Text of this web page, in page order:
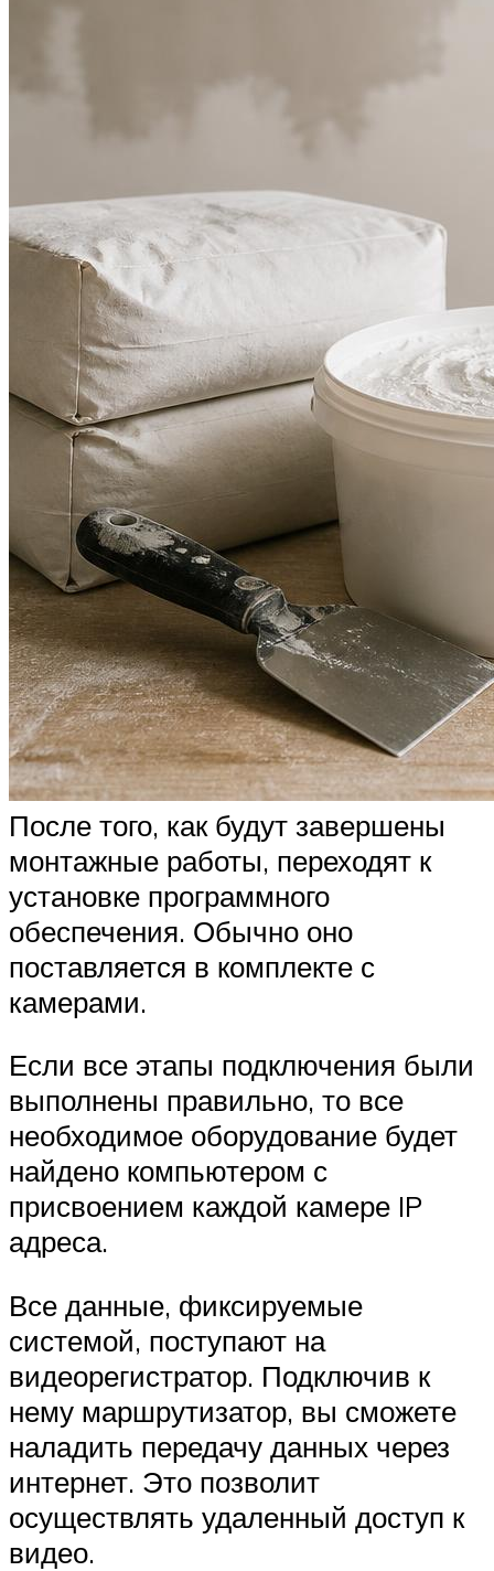
После того, как будут завершены
монтажные работы, переходят к
установке программного
обеспечения. Обычно оно
поставляется в комплекте с
камерами.
Если все этапы подключения были
выполнены правильно, то все
необходимое оборудование будет
найдено компьютером с
присвоением каждой камере IP
адреса.
Все данные, фиксируемые
системой, поступают на
видеорегистратор. Подключив к
нему маршрутизатор, вы сможете
наладить передачу данных через
интернет. Это позволит
осуществлять удаленный доступ к
видео.